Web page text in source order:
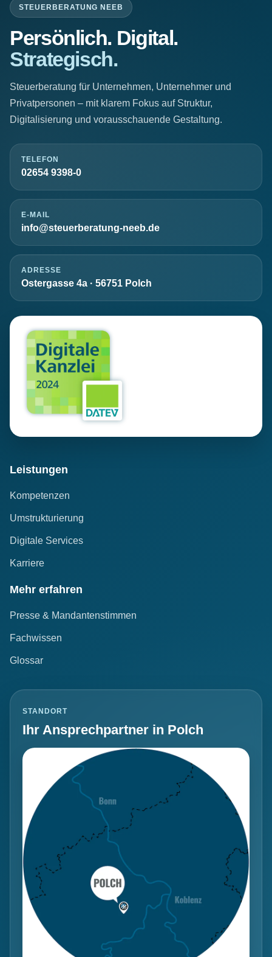
STEUERBERATUNG NEEB
Persönlich. Digital.
Strategisch.
Steuerberatung für Unternehmen, Unternehmer und
Privatpersonen – mit klarem Fokus auf Struktur,
Digitalisierung und vorausschauende Gestaltung.
TELEFON
02654 9398-0
E-MAIL
info@steuerberatung-neeb.de
ADRESSE
Ostergasse 4a · 56751 Polch
Leistungen
Kompetenzen
Umstrukturierung
Digitale Services
Karriere
Mehr erfahren
Presse & Mandantenstimmen
Fachwissen
Glossar
STANDORT
Ihr Ansprechpartner in Polch